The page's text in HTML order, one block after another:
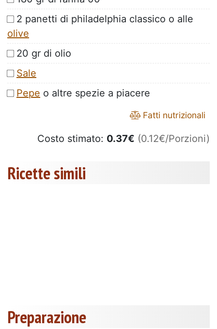
2 panetti di philadelphia classico o alle
olive
20 gr di olio
Sale
Pepe o altre spezie a piacere
Fatti nutrizionali
Costo stimato: 0.37€ (0.12€/Porzioni)
Ricette simili
Preparazione